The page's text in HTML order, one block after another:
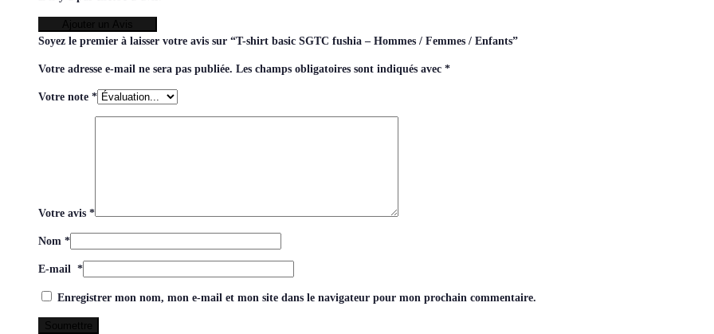
Soyez le premier à laisser votre avis sur “T-shirt basic SGTC fushia – Hommes / Femmes / Enfants”
Votre adresse e-mail ne sera pas publiée. Les champs obligatoires sont indiqués avec *
Votre note *
Votre avis *
Nom *
E-mail *
Enregistrer mon nom, mon e-mail et mon site dans le navigateur pour mon prochain commentaire.